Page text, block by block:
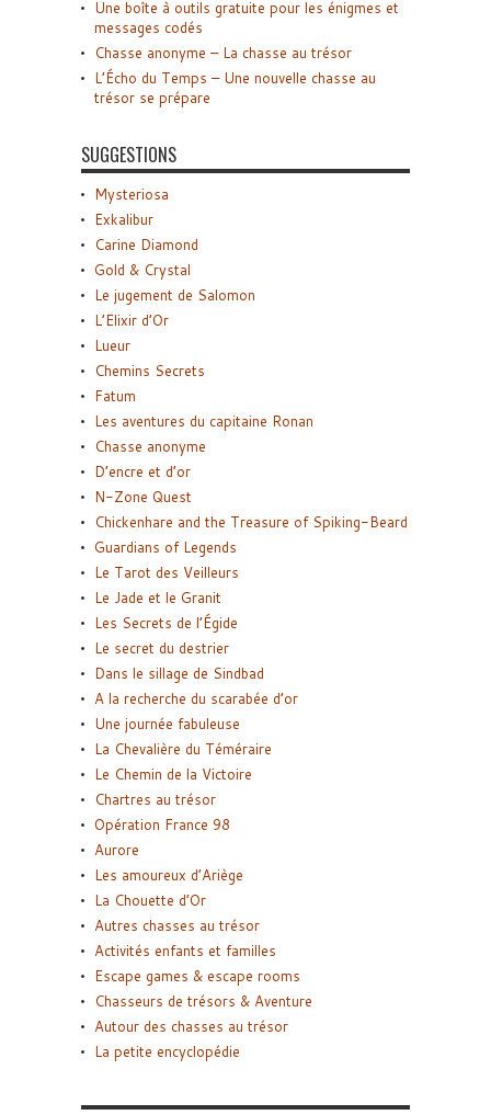
Une boîte à outils gratuite pour les énigmes et
messages codés
Chasse anonyme – La chasse au trésor
L’Écho du Temps – Une nouvelle chasse au
trésor se prépare
SUGGESTIONS
Mysteriosa
Exkalibur
Carine Diamond
Gold & Crystal
Le jugement de Salomon
L’Elixir d’Or
Lueur
Chemins Secrets
Fatum
Les aventures du capitaine Ronan
Chasse anonyme
D’encre et d’or
N-Zone Quest
Chickenhare and the Treasure of Spiking-Beard
Guardians of Legends
Le Tarot des Veilleurs
Le Jade et le Granit
Les Secrets de l’Égide
Le secret du destrier
Dans le sillage de Sindbad
A la recherche du scarabée d’or
Une journée fabuleuse
La Chevalière du Téméraire
Le Chemin de la Victoire
Chartres au trésor
Opération France 98
Aurore
Les amoureux d’Ariège
La Chouette d’Or
Autres chasses au trésor
Activités enfants et familles
Escape games & escape rooms
Chasseurs de trésors & Aventure
Autour des chasses au trésor
La petite encyclopédie